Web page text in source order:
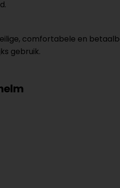
comfortabele en
gebruik.